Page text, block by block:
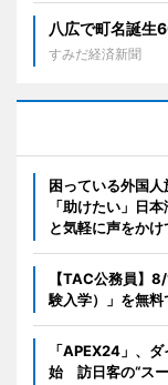
八広で町名誕
すみだ経済新聞
困っている外国
「助けたい」日
と気軽に声をかけ
【TAC公務員】
験入学）」を無料
「APEX24」、
始 訪日客の“ス